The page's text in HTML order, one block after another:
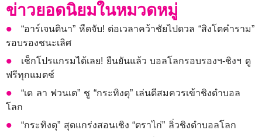
ข่าวยอดนิยมในหมวดหมู่
“อาร์เจนตินา” หืดจับ! ต่อเวลาคว้าชัยไปดวล “สิงโตคำราม”
รอบรองชนะเลิศ
เช็กโปรแกรมได้เลย! ยืนยันแล้ว บอลโลกรอบรองฯ-ชิงฯ ดู
ฟรีทุกแมตช์
“เด ลา ฟวนเต” ชู “กระทิงดุ” เล่นดีสมควรเข้าชิงดำบอล
โลก
“กระทิงดุ” สุดแกร่งสอนเชิง “ตราไก่” ลิ่วชิงดำบอลโลก